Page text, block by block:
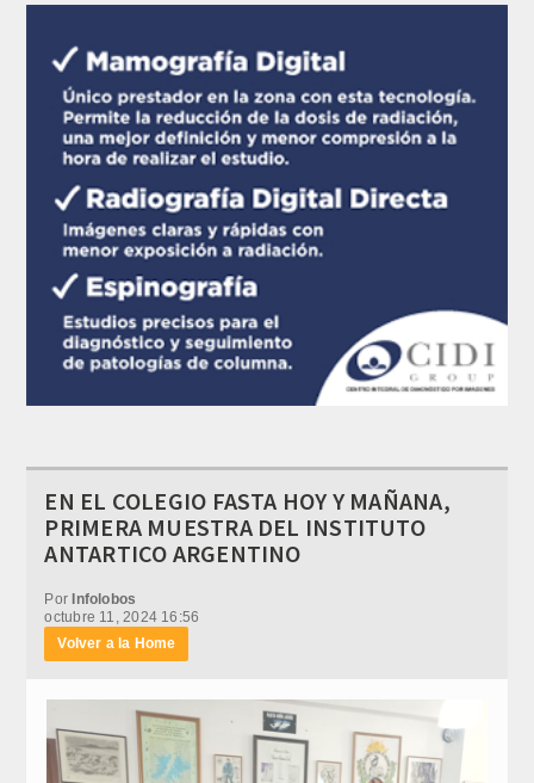
EN EL COLEGIO FASTA HOY Y MAÑANA,
PRIMERA MUESTRA DEL INSTITUTO
ANTARTICO ARGENTINO
PorInfolobos
octubre 11, 2024 16:56
Volver a la Home